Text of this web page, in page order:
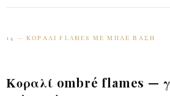
14 — ΚΟΡΑΛΊ FLAMES ΜΕ ΜΠΛΕ ΒΆΣΗ
Κοραλί ombré flames —